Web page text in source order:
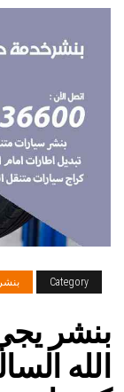
Category
بنشر